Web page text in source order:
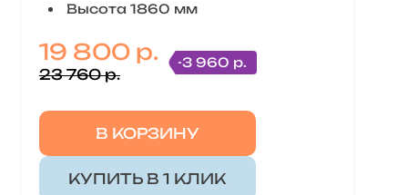
Высота 1860 мм
19 800 р.
23 760 р.
-3 960 р.
В КОРЗИНУ
КУПИТЬ В 1 КЛИК